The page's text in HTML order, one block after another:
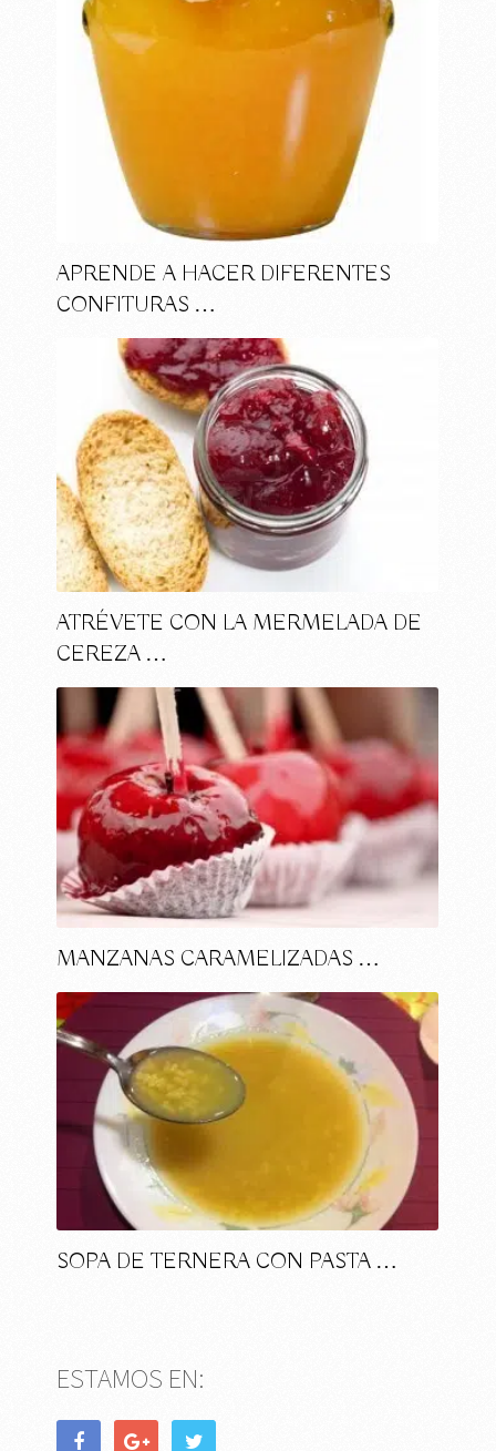
APRENDE A HACER DIFERENTES
CONFITURAS …
ATRÉVETE CON LA MERMELADA DE
CEREZA …
MANZANAS CARAMELIZADAS …
SOPA DE TERNERA CON PASTA …
ESTAMOS EN: